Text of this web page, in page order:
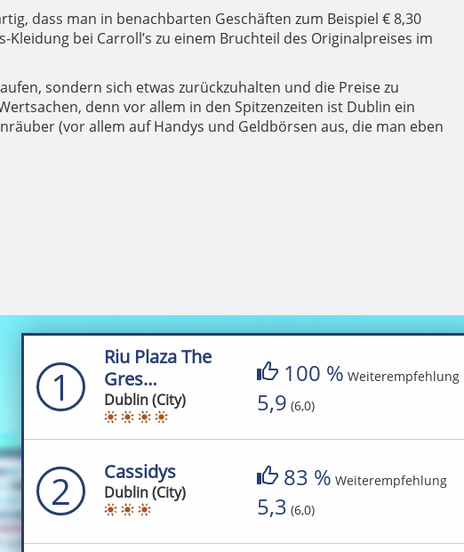
dass man in benachbarten Geschäften zum Beispiel € 8,30
bei Carroll’s zu einem Bruchteil des Originalpreises im
sondern sich etwas zurückzuhalten und die Preise zu
denn vor allem in den Spitzenzeiten ist Dublin ein
(vor allem auf Handys und Geldbörsen aus, die man eben
1
Riu Plaza The
Gres…
Dublin (City)
100 % Weiterempfehlung
5,9 (6,0)
2 Cassidys
Dublin (City)
83 % Weiterempfehlung
5,3 (6,0)